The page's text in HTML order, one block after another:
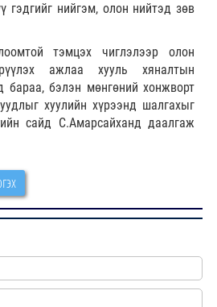
гэдгийг нийгэм, олон нийтэд зөв
тэмцэх чиглэлээр олон
ажлаа хууль хяналтын
бараа, бэлэн мөнгөний хонжворт
хуулийн хүрээнд шалгахыг
сайд С.Амарсайханд даалгаж